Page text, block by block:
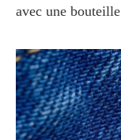
avec une bouteille